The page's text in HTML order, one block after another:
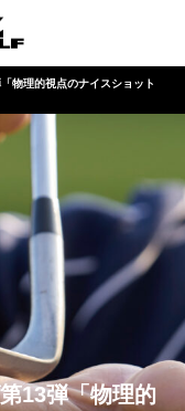
物理的視点のナイスショット
13弾「物理的